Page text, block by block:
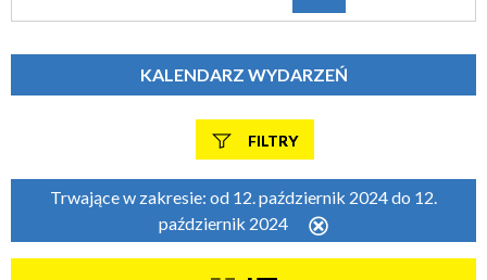
KALENDARZ WYDARZEŃ
FILTRY
Szukana fraza
Trwające w zakresie: od 12. październik 2024 do 12.
październik 2024
ten